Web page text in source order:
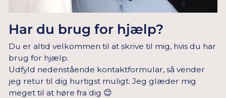
Har du brug for hjælp?
Du er altid velkommen til at skrive til mig, hvis du har
brug for hjælp.
Udfyld nedenstående kontaktformular, så vender
jeg retur til dig hurtigst muligt. Jeg glæder mig
meget til at høre fra dig 😊